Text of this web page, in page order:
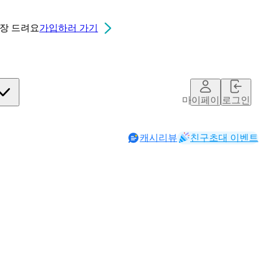
드려요가입하러 가기
마이페이지로그인
캐시리뷰 친구초대 이벤트